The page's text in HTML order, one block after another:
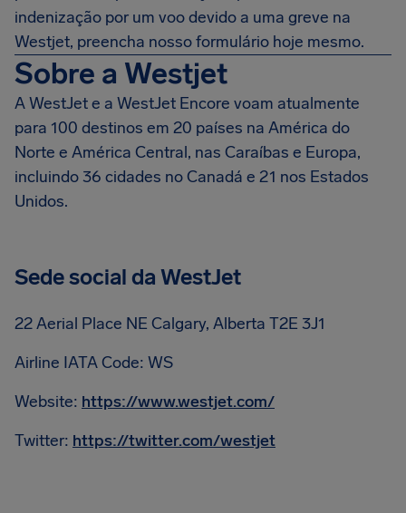
indenização por um voo devido a uma greve na
Westjet, preencha nosso formulário hoje mesmo.
Sobre a Westjet
A WestJet e a WestJet Encore voam atualmente
para 100 destinos em 20 países na América do
Norte e América Central, nas Caraíbas e Europa,
incluindo 36 cidades no Canadá e 21 nos Estados
Unidos.
Sede social da WestJet
22 Aerial Place NE Calgary, Alberta T2E 3J1
Airline IATA Code: WS
Website: https://www.westjet.com/
Twitter: https://twitter.com/westjet